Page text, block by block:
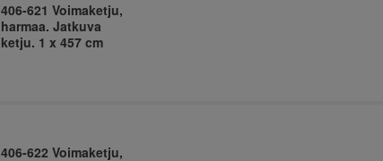
406-621 Voimaketju,
harmaa. Jatkuva
ketju. 1 x 457 cm
406-622 Voimaketju,